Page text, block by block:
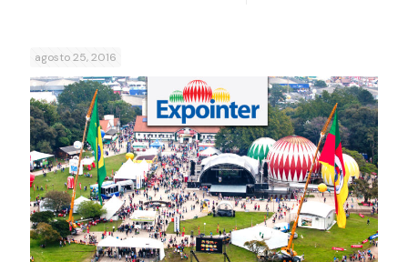
agosto 25, 2016